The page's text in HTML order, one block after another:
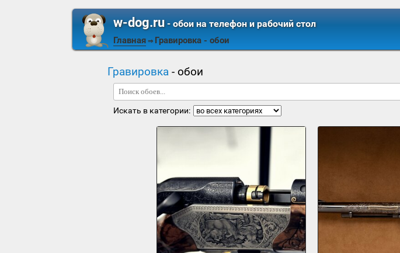
w-dog.ru- обои на телефон и рабочий стол
Главная ⇒ Гравировка - обои
Гравировка- обои
Искать в категории: